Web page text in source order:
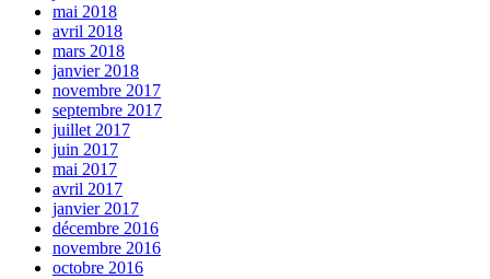
mai 2018
avril 2018
mars 2018
janvier 2018
novembre 2017
septembre 2017
juillet 2017
juin 2017
mai 2017
avril 2017
janvier 2017
décembre 2016
novembre 2016
octobre 2016